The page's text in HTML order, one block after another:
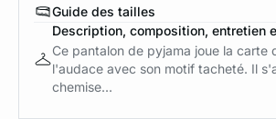
Guide des tailles
Description, composition, entretien
Ce pantalon de pyjama joue la carte
l'audace avec son motif tacheté. Il
chemise...